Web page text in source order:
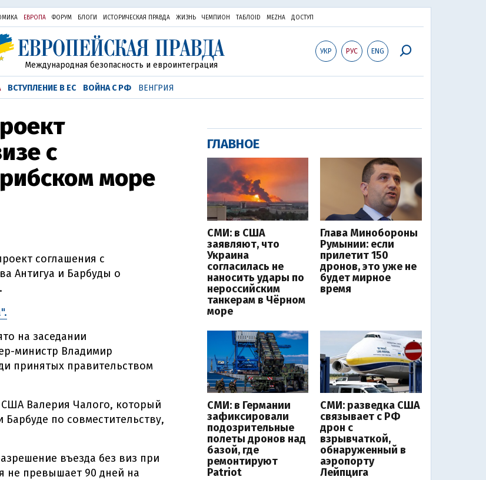
ЕВРОПА ФОРУМ БЛОГИ ИСТОРИЧЕСКАЯ ПРАВДА ЖИЗНЬ ЧЕМПИОН ТАБЛОID MEZHA ДОСТУП
УКР РУС ENG
Международная безопасность и евроинтеграция
ВСТУПЛЕНИЕ В ЕС ВОЙНА С РФ ВЕНГРИЯ
с
море
соглашения с
Антигуа и Барбуды о
на заседании
министр Владимир
принятых правительством
Валерия Чалого, который
по совместительству,
въезда без виз при
не превышает 90 дней на
ГЛАВНОЕ
СМИ: в США
заявляют, что
Украина
согласилась не
наносить удары по
нероссийским
танкерам в Чёрном
море
Глава Минобороны
Румынии: если
прилетит 150
дронов, это уже не
будет мирное
время
СМИ: в Германии
зафиксировали
подозрительные
полеты дронов над
базой, где
ремонтируют
Patriot
СМИ: разведка США
связывает с РФ
дрон с
взрывчаткой,
обнаруженный в
аэропорту
Лейпцига